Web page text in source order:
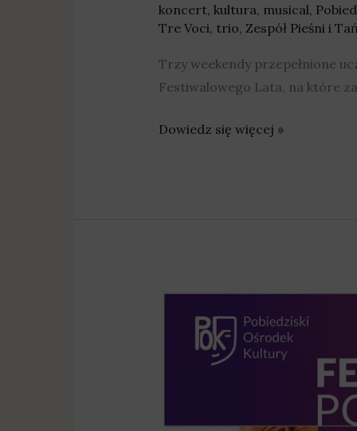
koncert, kultura, musical,
Tre Voci, trio, Zespół Pieśni i
Trzy weekendy przepełnione
Festiwalowego Lata, na które
Dowiedz się więcej »
Folklor,
musical,